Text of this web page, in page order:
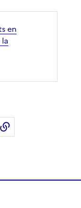
en
LinkedInpar email